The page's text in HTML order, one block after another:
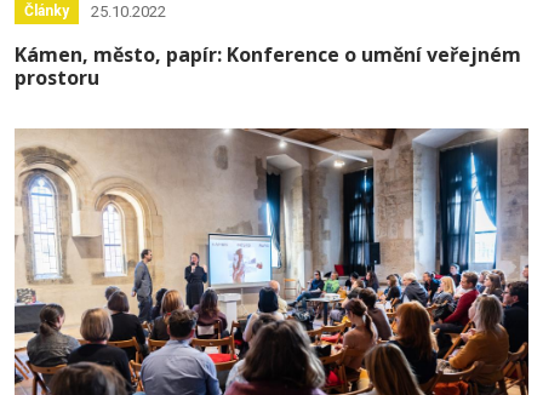
Články 25.10.2022
Kámen, město, papír: Konference o umění veřejném
prostoru